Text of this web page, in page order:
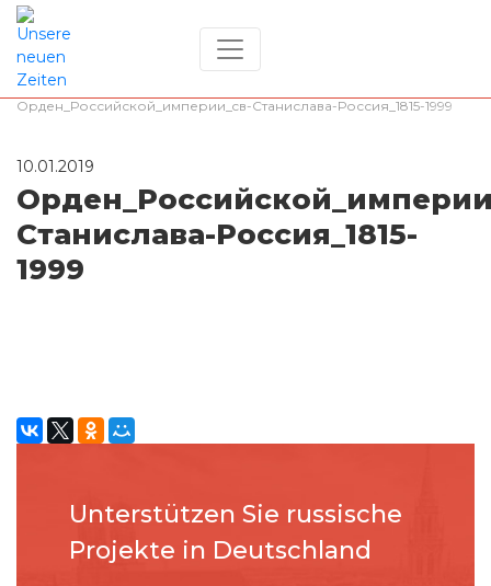
Zuhause
Орден_Российской_империи_cв-Станислава-Россия_1815-1999
10.01.2019
Станислава-Россия_1815-
1999
Unterstützen Sie russische
Projekte in Deutschland